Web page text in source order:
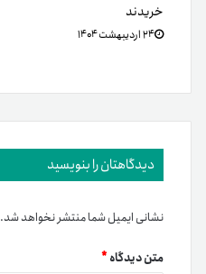
خریدند
۲۴ اردیبهشت ۱۴۰۴
دیدگاهتان را بنویسید
نشانی ایمیل شما منتشر نخواهد شد.
متن دیدگاه*